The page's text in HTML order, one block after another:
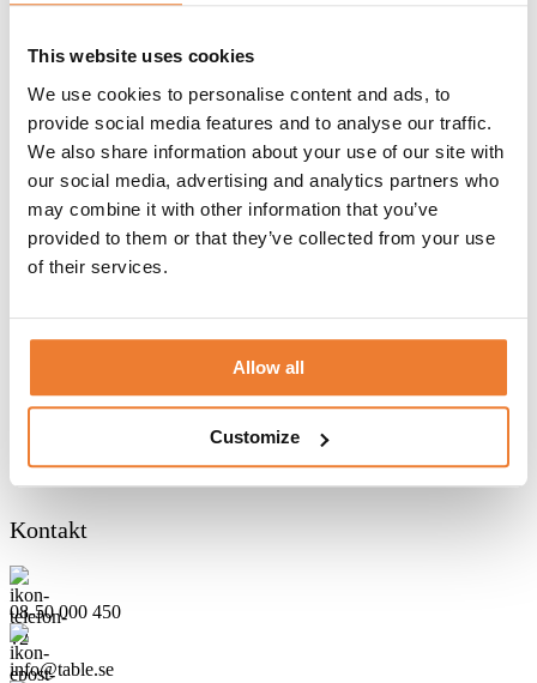
This website uses cookies
We use cookies to personalise content and ads, to
provide social media features and to analyse our traffic.
We also share information about your use of our site with
our social media, advertising and analytics partners who
may combine it with other information that you’ve
provided to them or that they’ve collected from your use
of their services.
Allow all
Customize
Hyresvillkor
Hyresvillkor containrar och bodar
Hyresvillkor kökscontainrar
Kontakt
08-50 000 450
info@table.se